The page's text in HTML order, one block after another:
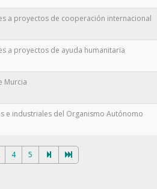
a proyectos de cooperación internacional
a proyectos de ayuda humanitaria
Murcia
e industriales del Organismo Autónomo
4 5